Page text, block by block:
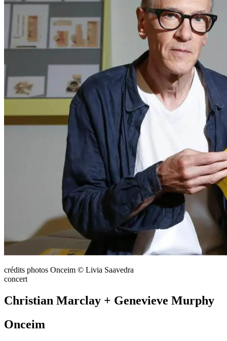
crédits photos Onceim © Livia Saavedra
concert
Christian Marclay + Genevieve Murphy
Onceim